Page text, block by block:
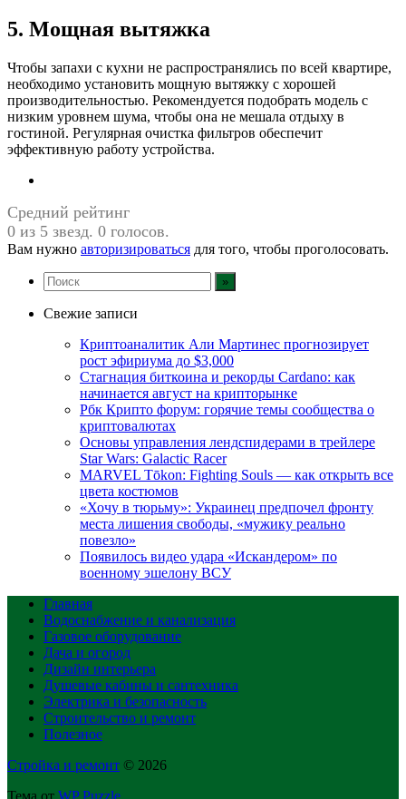
5. Мощная вытяжка
Чтобы запахи с кухни не распространялись по всей квартире,
необходимо установить мощную вытяжку с хорошей
производительностью. Рекомендуется подобрать модель с
низким уровнем шума, чтобы она не мешала отдыху в
гостиной. Регулярная очистка фильтров обеспечит
эффективную работу устройства.
Средний рейтинг
0 из 5 звезд. 0 голосов.
Вам нужно авторизироваться для того, чтобы проголосовать.
Свежие записи
Криптоаналитик Али Мартинес прогнозирует
рост эфириума до $3,000
Стагнация биткоина и рекорды Cardano: как
начинается август на крипторынке
Рбк Крипто форум: горячие темы сообщества о
криптовалютах
Основы управления лендспидерами в трейлере
Star Wars: Galactic Racer
MARVEL Tōkon: Fighting Souls — как открыть все
цвета костюмов
«Хочу в тюрьму»: Украинец предпочел фронту
места лишения свободы, «мужику реально
повезло»
Появилось видео удара «Искандером» по
военному эшелону ВСУ
Главная
Водоснабжение и канализация
Газовое оборудование
Дача и огород
Дизайн интерьера
Душевые кабины и сантехника
Электрика и безопасность
Строительство и ремонт
Полезное
Стройка и ремонт © 2026
Тема от WP Puzzle